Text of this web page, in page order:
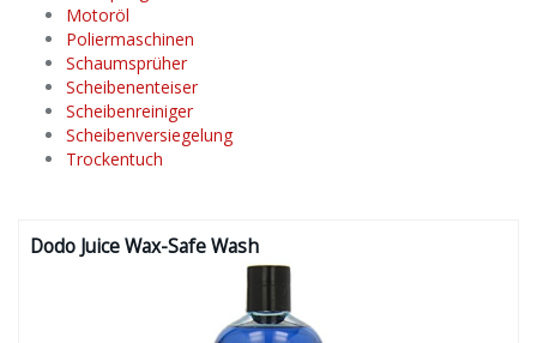
Motoröl
Poliermaschinen
Schaumsprüher
Scheibenenteiser
Scheibenreiniger
Scheibenversiegelung
Trockentuch
Dodo Juice Wax-Safe Wash